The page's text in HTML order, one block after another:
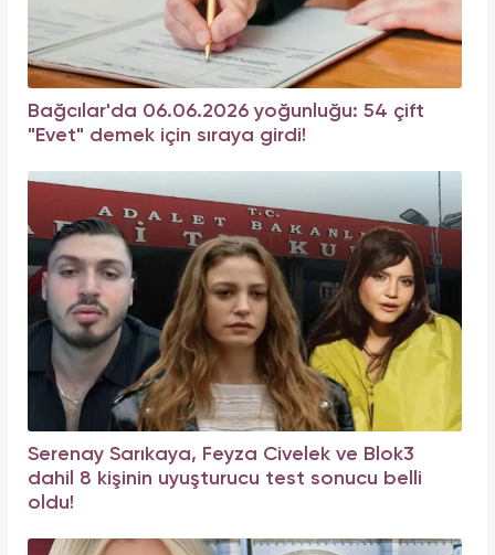
Bağcılar'da 06.06.2026 yoğunluğu: 54 çift
"Evet" demek için sıraya girdi!
Serenay Sarıkaya, Feyza Civelek ve Blok3
dahil 8 kişinin uyuşturucu test sonucu belli
oldu!